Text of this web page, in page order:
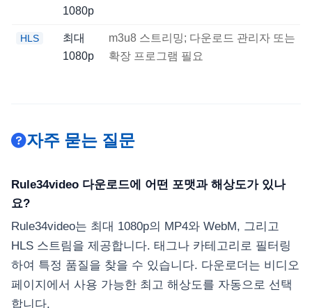
1080p
HLS
최대
1080p
m3u8 스트리밍; 다운로드 관리자 또는
확장 프로그램 필요
자주 묻는 질문
Rule34video 다운로드에 어떤 포맷과 해상도가 있나
요?
Rule34video는 최대 1080p의 MP4와 WebM, 그리고
HLS 스트림을 제공합니다. 태그나 카테고리로 필터링
하여 특정 품질을 찾을 수 있습니다. 다운로더는 비디오
페이지에서 사용 가능한 최고 해상도를 자동으로 선택
합니다.